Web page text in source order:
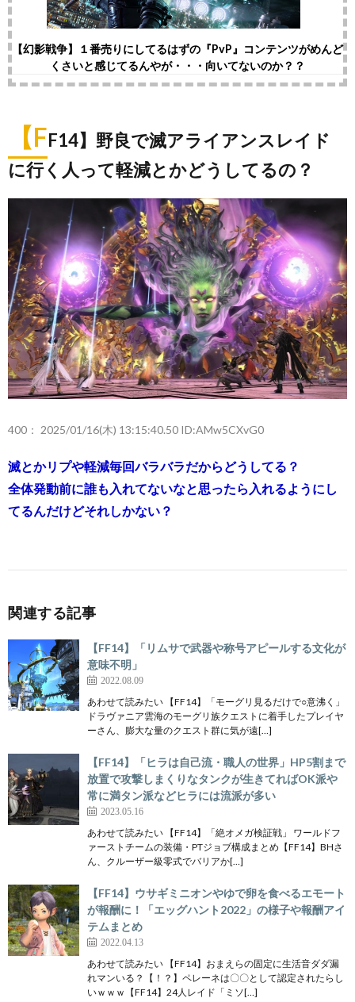
【幻影戦争】１番売りにしてるはずの『PvP』コンテンツがめんど
くさいと感じてるんやが・・・向いてないのか？？
【FF14】野良で滅アライアンスレイド
に行く人って軽減とかどうしてるの？
400： 2025/01/16(木) 13:15:40.50 ID:AMw5CXvG0
滅とかリプや軽減毎回バラバラだからどうしてる？
全体発動前に誰も入れてないなと思ったら入れるようにし
てるんだけどそれしかない？
関連する記事
【FF14】「リムサで武器や称号アピールする文化が
意味不明」
2022.08.09
あわせて読みたい 【FF14】「モーグリ見るだけで○意沸く」
ドラヴァニア雲海のモーグリ族クエストに着手したプレイヤ
ーさん、膨大な量のクエスト群に気が遠[…]
【FF14】「ヒラは自己流・職人の世界」HP5割まで
放置で攻撃しまくりなタンクが生きてればOK派や
常に満タン派などヒラには流派が多い
2023.05.16
あわせて読みたい 【FF14】「絶オメガ検証戦」 ワールドフ
ァーストチームの装備・PTジョブ構成まとめ【FF14】BHさ
ん、クルーザー級零式でバリアか[…]
【FF14】ウサギミニオンやゆで卵を食べるエモート
が報酬に！「エッグハント2022」の様子や報酬アイ
テムまとめ
2022.04.13
あわせて読みたい 【FF14】おまえらの固定に生活音ダダ漏
れマンいる？【！？】ペレーネは〇〇として認定されたらし
いｗｗｗ【FF14】24人レイド「ミソ[…]